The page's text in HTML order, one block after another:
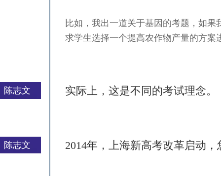
比如，我出一道关于基因的考题，如
求学生选择一个提高农作物产量的方案
陈志文 实际上，这是不同的考试理念。
陈志文 2014年，上海新高考改革启动